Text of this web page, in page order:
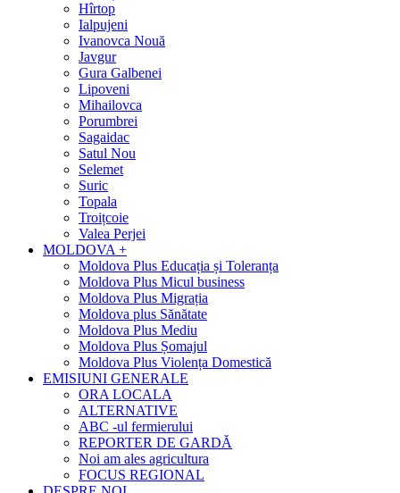
Hîrtop
Ialpujeni
Ivanovca Nouă
Javgur
Gura Galbenei
Lipoveni
Mihailovca
Porumbrei
Sagaidac
Satul Nou
Selemet
Suric
Topala
Troițcoie
Valea Perjei
MOLDOVA +
Moldova Plus Educația și Toleranța
Moldova Plus Micul business
Moldova Plus Migrația
Moldova plus Sănătate
Moldova Plus Mediu
Moldova Plus Șomajul
Moldova Plus Violența Domestică
EMISIUNI GENERALE
ORA LOCALA
ALTERNATIVE
ABC -ul fermierului
REPORTER DE GARDĂ
Noi am ales agricultura
FOCUS REGIONAL